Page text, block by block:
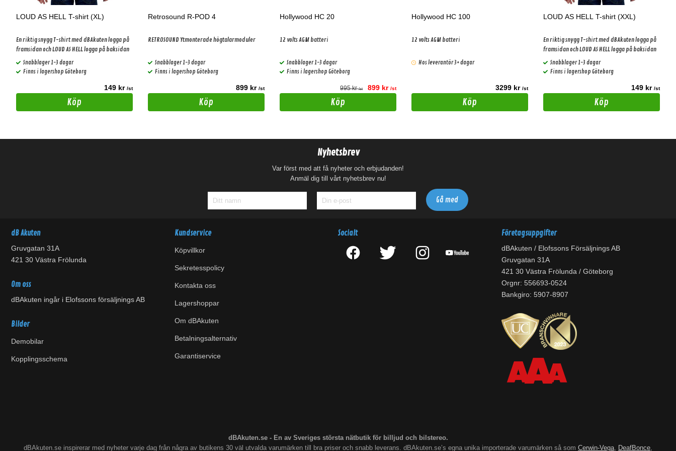
LOUD AS HELL T-shirt (XL)
En riktig snygg T-shirt med dBAkuten logga på
framsidan och LOUD AS HELL logga på baksidan
Snabblager 1-3 dagar
Finns i lagershop Göteborg
149 kr /st
Köp
Retrosound R-POD 4
RETROSOUND Ytmonterade högtalarmoduler
Snabblager 1-3 dagar
Finns i lagershop Göteborg
899 kr /st
Köp
Hollywood HC 20
12 volts AGM batteri
Snabblager 1-3 dagar
Finns i lagershop Göteborg
995 kr/st 899 kr /st
Köp
Hollywood HC 100
12 volts AGM batteri
Hos leverantör 3+ dagar
3299 kr /st
Köp
LOUD AS HELL T-shirt (XXL)
En riktig snygg T-shirt med dBAkuten logga på
framsidan och LOUD AS HELL logga på baksidan
Snabblager 1-3 dagar
Finns i lagershop Göteborg
149 kr /st
Köp
Nyhetsbrev
Var först med att få nyheter och erbjudanden!
Anmäl dig till vårt nyhetsbrev nu!
dB Akuten
Gruvgatan 31A
421 30 Västra Frölunda
Om oss
dBAkuten ingår i Elofssons försäljnings AB
Bilder
Demobilar
Kopplingsschema
Kundservice
Köpvillkor
Sekretesspolicy
Kontakta oss
Lagershoppar
Om dBAkuten
Betalningsalternativ
Garantiservice
Socialt Företagsuppgifter
dBAkuten / Elofssons Försäljnings AB
Gruvgatan 31A
421 30 Västra Frölunda / Göteborg
Orgnr: 556693-0524
Bankgiro: 5907-8907
dBAkuten.se - En av Sveriges största nätbutik för billjud och bilstereo.
dBAkuten.se inspirerar med nyheter varje dag från några av butikens 30 väl utvalda varumärken till bra priser och snabb leverans. dBAkuten.se’s egna unika importerade varumärken så som Cerwin-Vega, DeafBonce,